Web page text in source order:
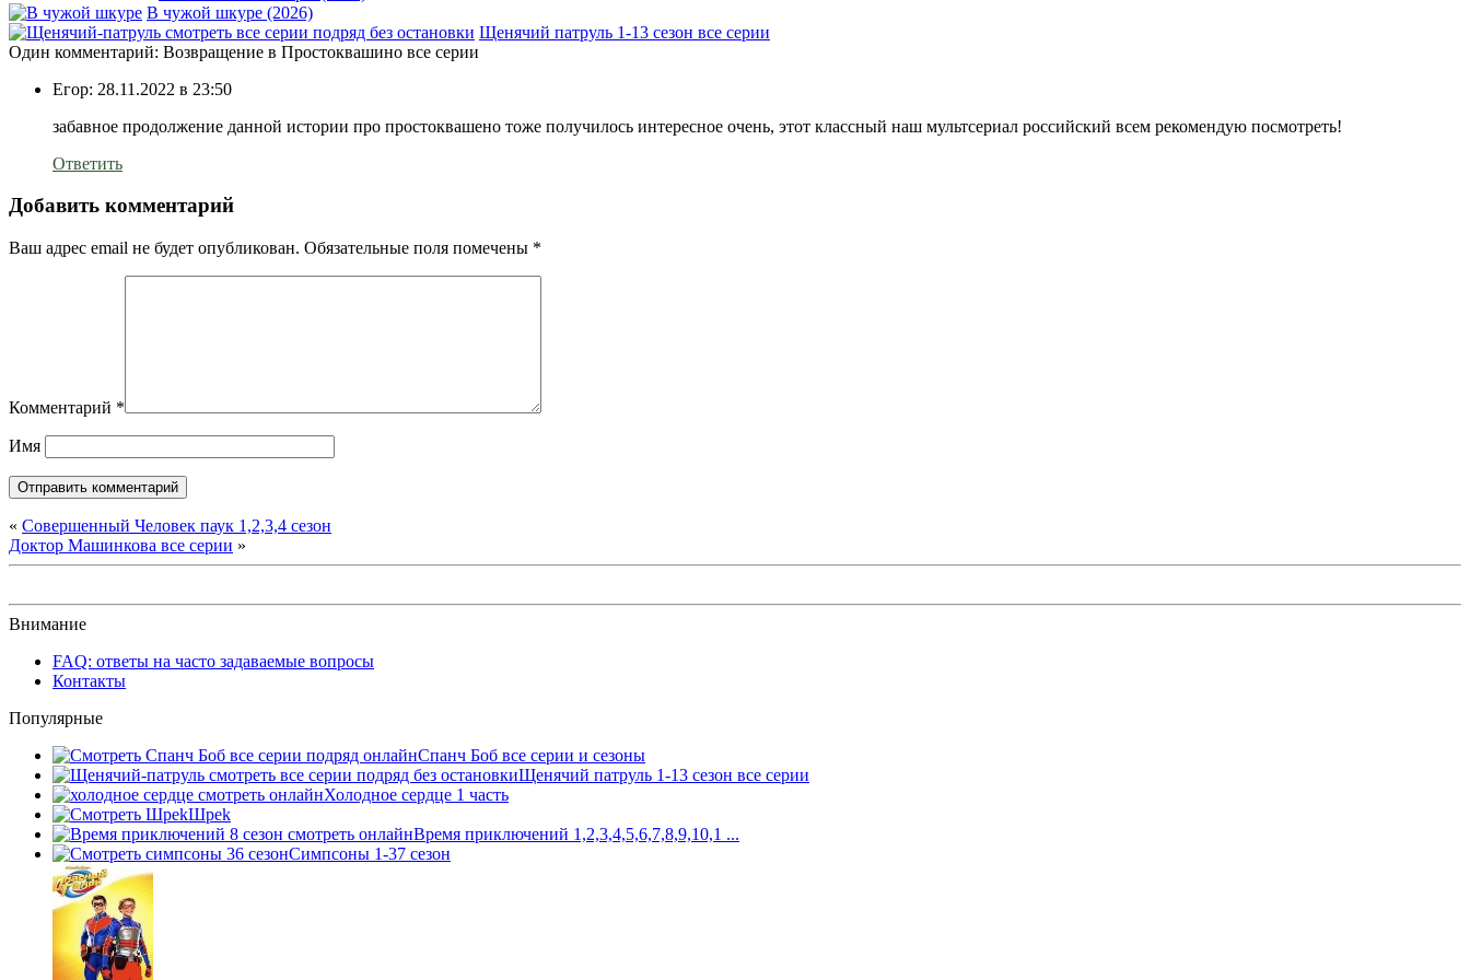
В чужой шкуре (2026)
Щенячий патруль 1-13 сезон все серии
Один комментарий: Возвращение в Простоквашино все серии
Егор: 28.11.2022 в 23:50
забавное продолжение данной истории про простоквашено тоже получилось интересное очень, этот классный наш мультсериал российский всем рекомендую посмотреть!
Ответить
Добавить комментарий
Ваш адрес email не будет опубликован. Обязательные поля помечены *
Комментарий *
Имя
« Совершенный Человек паук 1,2,3,4 сезон
Доктор Машинкова все серии »
Внимание
FAQ: ответы на часто задаваемые вопросы
Контакты
Популярные
Спанч Боб все серии и сезоны
Щенячий патруль 1-13 сезон все серии
Холодное сердце 1 часть
Шpek
Время приключений 1,2,3,4,5,6,7,8,9,10,1 ...
Симпсоны 1-37 сезон